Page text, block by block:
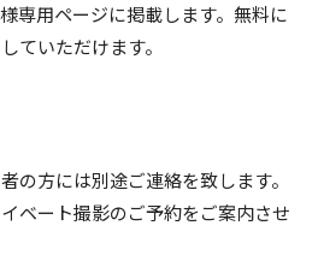
専用ページに掲載します。無料に
ていただけます。
の方には別途ご連絡を致します。
ベート撮影のご予約をご案内させ